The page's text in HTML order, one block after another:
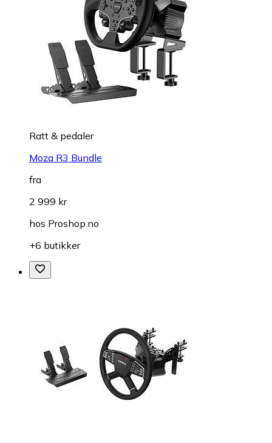
Ratt & pedaler
Moza R3 Bundle
fra
2 999 kr
hos Proshop.no
+6 butikker